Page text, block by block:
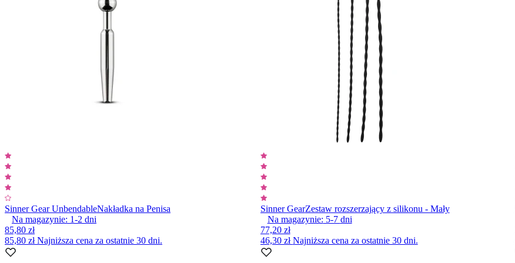
Sinner Gear UnbendableNakładka na Penisa
Na magazynie: 1-2 dni
85,80 zł
85,80 złNajniższa cena za ostatnie 30 dni.
Sinner GearZestaw rozszerzający z silikonu - Mały
Na magazynie: 5-7 dni
77,20 zł
46,30 złNajniższa cena za ostatnie 30 dni.